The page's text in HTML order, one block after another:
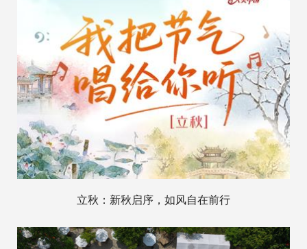
立秋：新秋启序，如风自在前行